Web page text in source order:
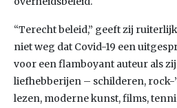
“Terecht beleid,” geeft zij
niet weg dat Covid-19 een
voor een flamboyant auteur als
liefhebberijen – schilderen, rock-
lezen, moderne kunst, films,